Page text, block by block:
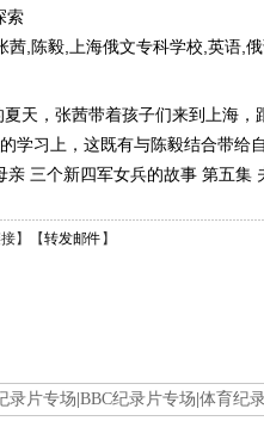
索
茜,陈毅,上海俄文专科学校,英语,
天，张茜带着孩子们来到上海，
学习上，这既有与陈毅结合带给
三个新四军女兵的故事 第五集
】【转发邮件 】
录片专场 BBC纪录片专场 体育纪